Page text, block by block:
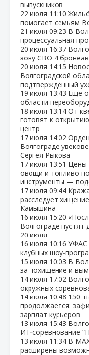
выпускников
22 июля 11:10
помогает семьям
21 июля 09:23 В
процессуальная
20 июля 16:37
зону СВО 4
20 июля 14:15
Волгоградской
подтверждённый
19 июля 13:43 Ещё
области
18 июля 13:14 От
готовят к
центр
17 июля 14:02
Волгограде
Сергея Рыкова
17 июля 13:51 Цены
овощи и топливо
инструменты —
17 июля 09:44
расследует
Камышина
16 июля 15:20
Волгограде пустят
20 июля
16 июля 10:16 УФАС
клубных
15 июля 10:03 В
за похищение и
14 июля 17:02
окружных
14 июля 10:48 150
продолжается:
зарплат курьеров
13 июля 15:43
ИТ‑соревнование
13 июля 11:34 В
расширены